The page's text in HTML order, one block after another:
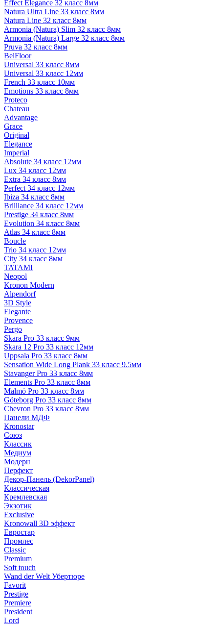
Effect Elegance 32 класс 8мм
Natura Ultra Line 33 класс 8мм
Natura Line 32 класс 8мм
Armonia (Natura) Slim 32 класс 8мм
Armonia (Natura) Large 32 класс 8мм
Pruva 32 класс 8мм
BelFloor
Universal 33 класс 8мм
Universal 33 класс 12мм
French 33 класс 10мм
Emotions 33 класс 8мм
Proteco
Chateau
Advantage
Grace
Original
Elegance
Imperial
Absolute 34 класс 12мм
Lux 34 класс 12мм
Extra 34 класс 8мм
Perfect 34 класс 12мм
Ibiza 34 класс 8мм
Brilliance 34 класс 12мм
Prestige 34 класс 8мм
Evolution 34 класс 8мм
Atlas 34 класс 8мм
Boucle
Trio 34 класс 12мм
City 34 класс 8мм
TATAMI
Neopol
Kronon Modern
Alpendorf
3D Style
Elegante
Provence
Pergo
Skara Pro 33 класс 9мм
Skara 12 Pro 33 класс 12мм
Uppsala Pro 33 класс 8мм
Sensation Wide Long Plank 33 класс 9.5мм
Stavanger Pro 33 класс 8мм
Elements Pro 33 класс 8мм
Malmö Pro 33 класс 8мм
Göteborg Pro 33 класс 8мм
Chevron Pro 33 класс 8мм
Панели МДФ
Кronostar
Союз
Классик
Медиум
Модерн
Перфект
Декор-Панель (DekorPanel)
Классическая
Кремлевская
Экзотик
Exclusive
Kronowall 3D эффект
Евростар
Промлес
Classic
Premium
Soft touch
Wand der Welt Убертюре
Favorit
Prestige
Premiere
President
Lord